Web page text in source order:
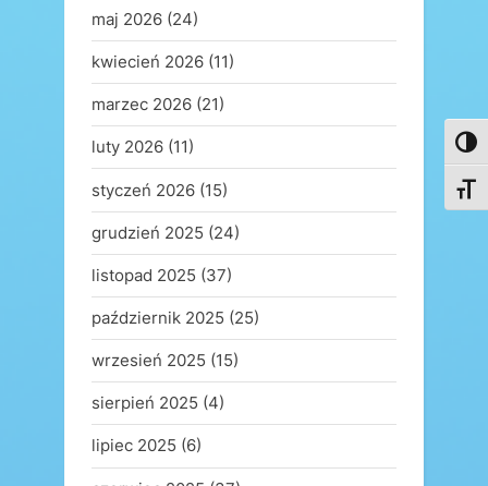
maj 2026 (24)
kwiecień 2026 (11)
marzec 2026 (21)
luty 2026 (11)
styczeń 2026 (15)
grudzień 2025 (24)
listopad 2025 (37)
październik 2025 (25)
wrzesień 2025 (15)
sierpień 2025 (4)
lipiec 2025 (6)